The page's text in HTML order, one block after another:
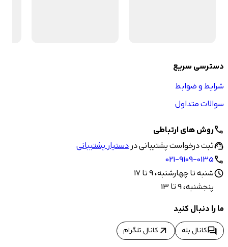
دسترسی سریع
شرایط و ضوابط
سوالات متداول
callروش های ارتباطی
support_agentثبت درخواست پشتیبانی دردستیار پشتیبانی
call
021-9109-0135
scheduleشنبه تا چهارشنبه، 9 تا 17
پنجشنبه، 9 تا 13
ما را دنبال کنید
forumکانال بله arrow_outward کانال تلگرام